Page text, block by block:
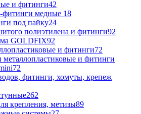
и фитинги42
фитинги медные 18
под пайку24
полиэтилена и фитинги92
GOLDFIX92
и фитинги72
металлопластиковые и фитинги
72
фитинги, хомуты, крепеж
262
крепления, метизы89